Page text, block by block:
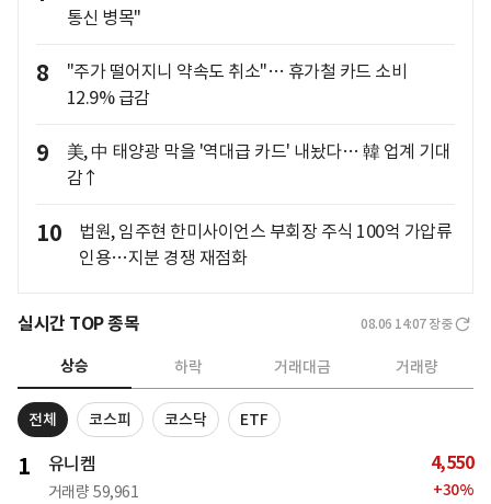
통신 병목"
8
"주가 떨어지니 약속도 취소"… 휴가철 카드 소비
12.9% 급감
9
美, 中 태양광 막을 '역대급 카드' 내놨다… 韓 업계 기대
감↑
10
법원, 임주현 한미사이언스 부회장 주식 100억 가압류
인용…지분 경쟁 재점화
실시간 TOP 종목 08.06 14:07 장중
상승 하락 거래대금 거래량
전체 코스피 코스닥 ETF
1 유니켐
거래량 59,961
4,550
+30%